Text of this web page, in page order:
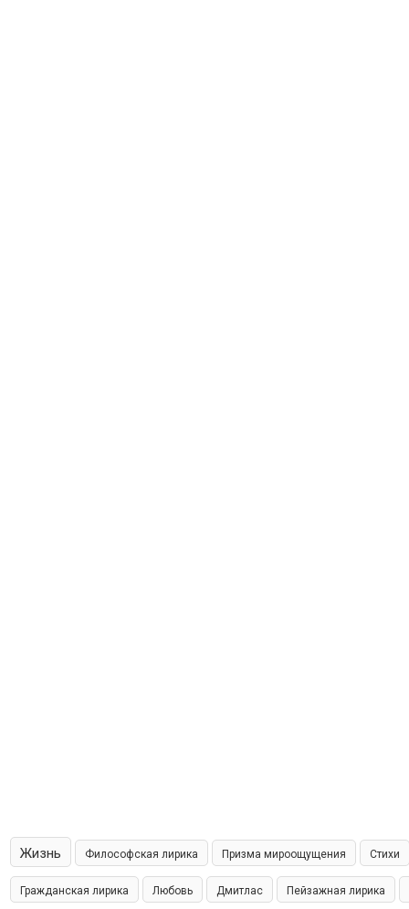
Жизнь Философская лирика Призма мироощущения Стихи
Гражданская лирика Любовь Дмитлас Пейзажная лирика